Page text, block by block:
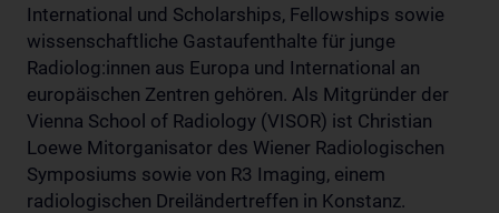
International und Scholarships, Fellowships sowie
wissenschaftliche Gastaufenthalte für junge
Radiolog:innen aus Europa und International an
europäischen Zentren gehören. Als Mitgründer der
Vienna School of Radiology (VISOR) ist Christian
Loewe Mitorganisator des Wiener Radiologischen
Symposiums sowie von R3 Imaging, einem
radiologischen Dreiländertreffen in Konstanz.